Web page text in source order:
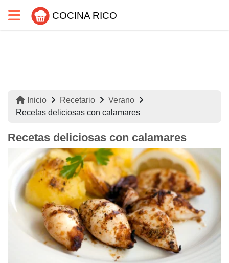
COCINA RICO
Inicio Recetario
Verano
Recetas deliciosas con calamares
Recetas deliciosas con calamares